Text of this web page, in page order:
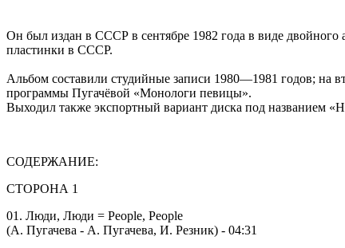
Он был издан в СССР в сентябре 1982 года в виде двойного
пластинки в СССР.
Альбом составили студийные записи 1980—1981 годов; на
программы Пугачёвой «Монологи певицы».
Выходил также экспортный вариант диска под названием
СОДЕРЖАНИЕ:
СТОРОНА 1
01. Люди, Люди = People, People
(А. Пугачева - А. Пугачева, И. Резник) - 04:31